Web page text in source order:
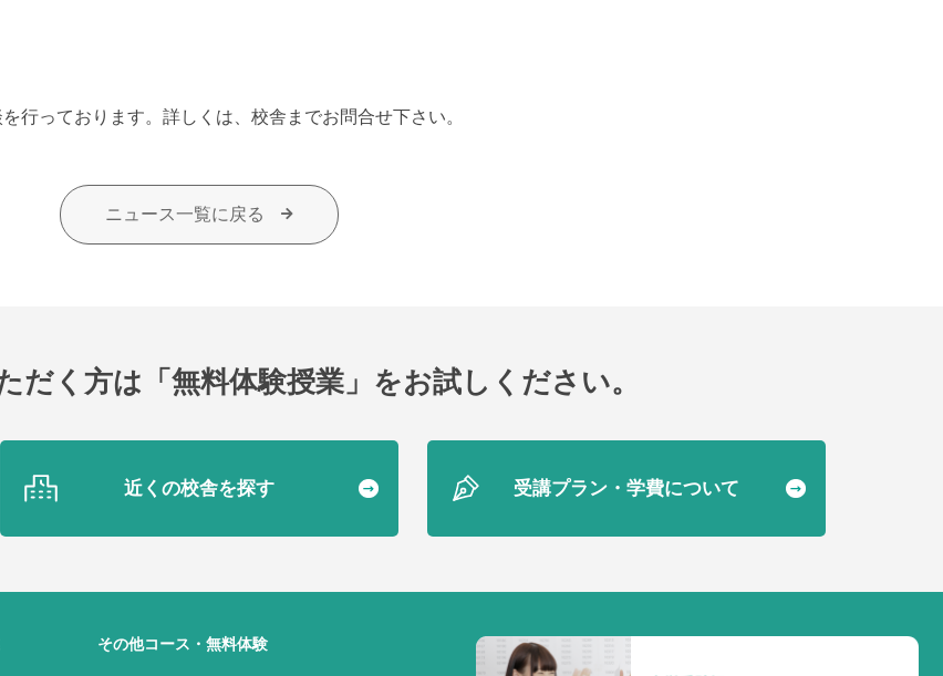
っております。詳しくは、校舎までお問合せ下さい。
ニュース一覧に戻る
だく方は 「無料体験授業」をお試しください。
近くの校舎を探す 受講プラン・学費について
その他コース・無料体験